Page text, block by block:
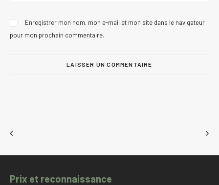
Enregistrer mon nom, mon e-mail et mon site dans le navigateur
pour mon prochain commentaire.
Prix et reconnaissance